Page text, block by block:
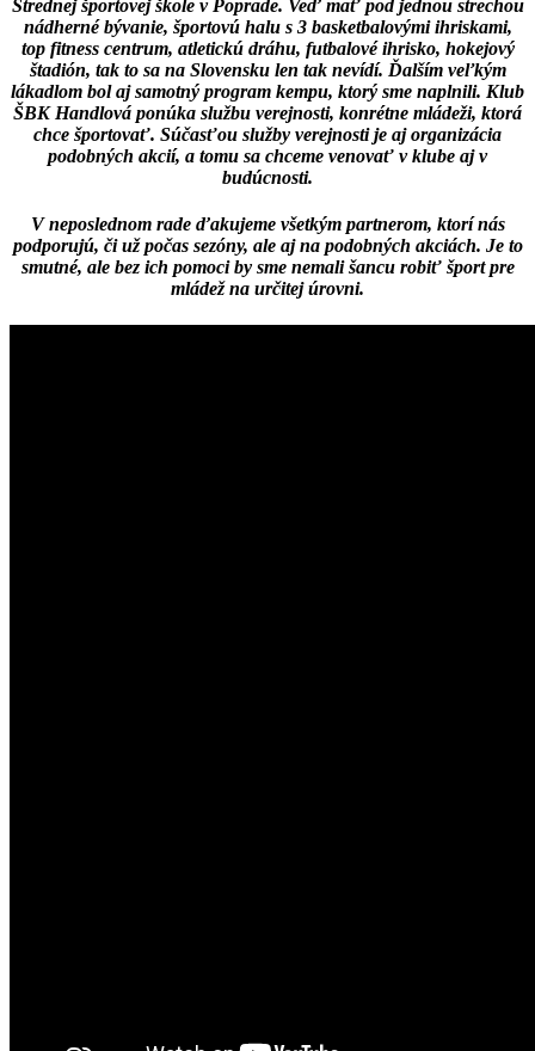
Strednej športovej škole v Poprade. Veď mať pod jednou strechou
nádherné bývanie, športovú halu s 3 basketbalovými ihriskami,
top fitness centrum, atletickú dráhu, futbalové ihrisko, hokejový
štadión, tak to sa na Slovensku len tak nevídí. Ďalším veľkým
lákadlom bol aj samotný program kempu, ktorý sme naplnili. Klub
ŠBK Handlová ponúka službu verejnosti, konrétne mládeži, ktorá
chce športovať. Súčasťou služby verejnosti je aj organizácia
podobných akcií, a tomu sa chceme venovať v klube aj v
budúcnosti.
V neposlednom rade ďakujeme všetkým partnerom, ktorí nás
podporujú, či už počas sezóny, ale aj na podobných akciách. Je to
smutné, ale bez ich pomoci by sme nemali šancu robiť šport pre
mládež na určitej úrovni.